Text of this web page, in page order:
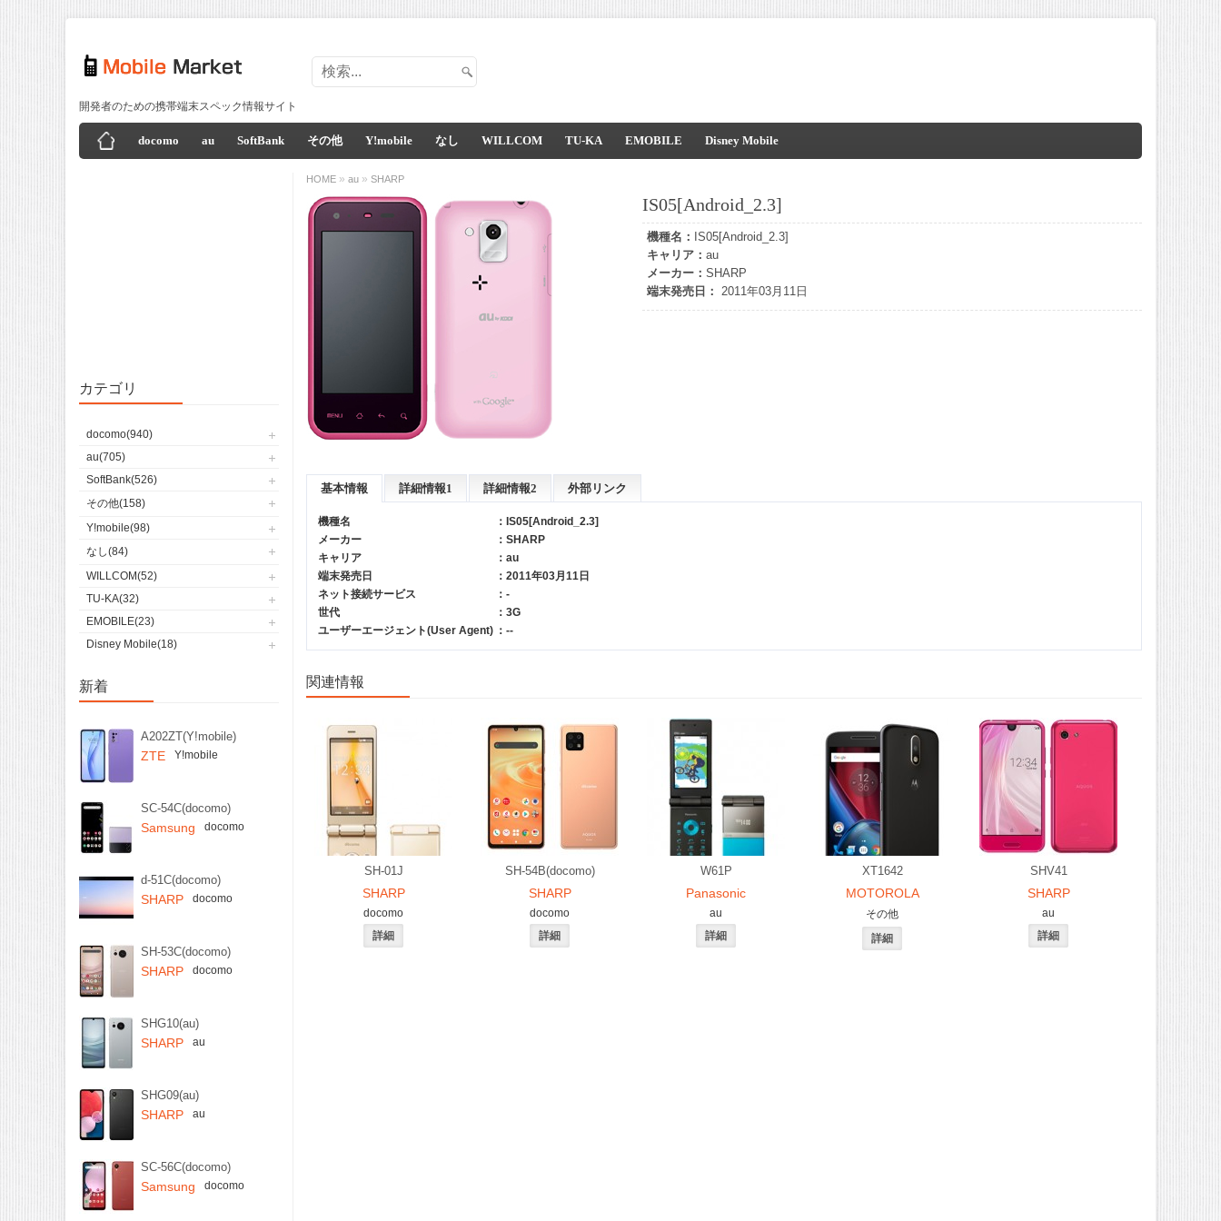
開発者のための携帯端末スペック情報サイト
docomo au SoftBank その他 Y!mobile なし WILLCOM TU-KA EMOBILE Disney Mobile
カテゴリ
docomo(940)
au(705)
SoftBank(526)
その他(158)
Y!mobile(98)
なし(84)
WILLCOM(52)
TU-KA(32)
EMOBILE(23)
Disney Mobile(18)
新着
A202ZT(Y!mobile)
ZTE Y!mobile
SC-54C(docomo)
Samsung docomo
d-51C(docomo)
SHARP docomo
SH-53C(docomo)
SHARP docomo
SHG10(au)
SHARP au
SHG09(au)
SHARP au
SC-56C(docomo)
Samsung docomo
HOME » au » SHARP
IS05[Android_2.3]
機種名： IS05[Android_2.3]
キャリア： au
メーカー： SHARP
端末発売日： 2011年03月11日
基本情報 詳細情報1 詳細情報2 外部リンク
機種名
：IS05[Android_2.3]
メーカー
： SHARP
キャリア
： au
端末発売日
：2011年03月11日
ネット接続サービス
：-
世代
：3G
ユーザーエージェント(User Agent) ：--
関連情報
SH-01J
SHARP
docomo
SH-54B(docomo)
SHARP
docomo
W61P
Panasonic
au
XT1642
MOTOROLA
その他
SHV41
SHARP
au